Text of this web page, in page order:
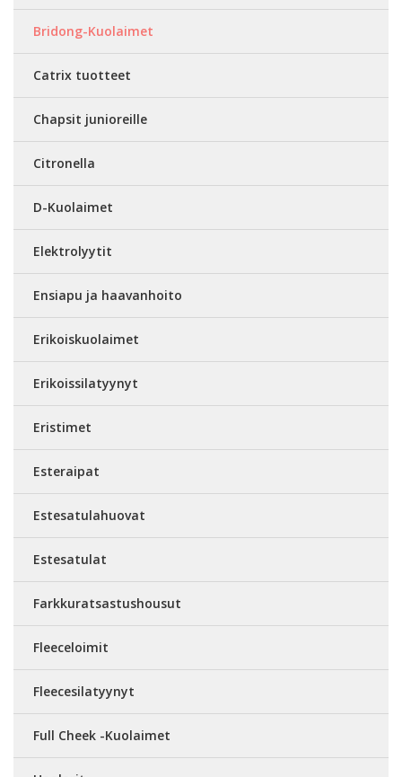
Bridong-Kuolaimet
Catrix tuotteet
Chapsit junioreille
Citronella
D-Kuolaimet
Elektrolyytit
Ensiapu ja haavanhoito
Erikoiskuolaimet
Erikoissilatyynyt
Eristimet
Esteraipat
Estesatulahuovat
Estesatulat
Farkkuratsastushousut
Fleeceloimit
Fleecesilatyynyt
Full Cheek -Kuolaimet